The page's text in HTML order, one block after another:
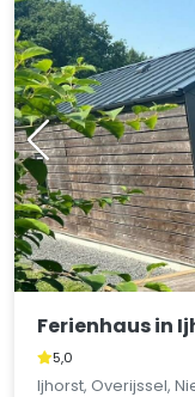
Ferienhaus in
5,0
Ijhorst, Overijssel,